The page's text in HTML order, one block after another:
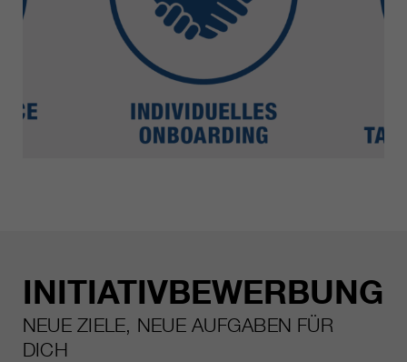
INITIATIVBEWERBUNG
NEUE ZIELE, NEUE AUFGABEN FÜR
DICH